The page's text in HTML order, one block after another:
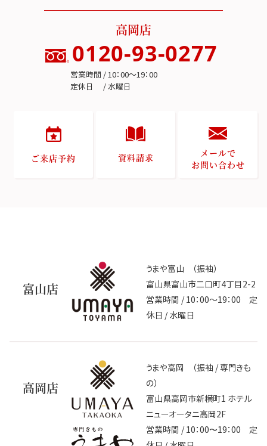
高岡店
0120-93-0277
営業時間 / 10：00～19：00
定休日 / 水曜日
ご来店予約 資料請求
メールで
お問い合わせ
富山店
うまや富山 （振袖）
富山県富山市二口町4丁目2-2
営業時間 / 10：00～19：00 定
休日 / 水曜日
高岡店
うまや高岡 （振袖 / 専門きも
の）
富山県高岡市新横町1 ホテル
ニューオータニ高岡2F
営業時間 / 10：00〜19：00 定